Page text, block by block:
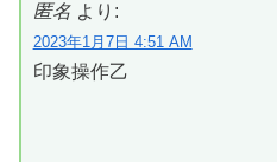
匿名 より:
2023年1月7日 4:51 AM
印象操作乙